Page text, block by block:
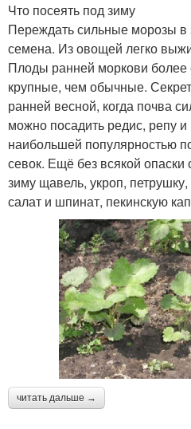
Что посеять под зиму
Переждать сильные морозы в
семена. Из овощей легко
Плоды ранней моркови более
крупные, чем обычные.
ранней весной, когда почва
можно посадить редис, репу и
наибольшей популярностью
севок. Ещё без всякой
зиму щавель, укроп,
салат и шпинат, пекинскую
читать дальше →